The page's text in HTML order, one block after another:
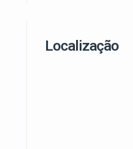
Localização